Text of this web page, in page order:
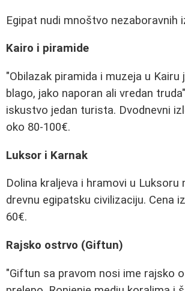
Egipat nudi mnoštvo nezaboravnih
Kairo i piramide
"Obilazak piramida i muzeja u Kairu
blago, jako naporan ali vredan
iskustvo jedan turista. Dvodnevni
oko 80-100€.
Luksor i Karnak
Dolina kraljeva i hramovi u Luksoru
drevnu egipatsku civilizaciju. Cena
60€.
Rajsko ostrvo (Giftun)
"Giftun sa pravom nosi ime rajsko